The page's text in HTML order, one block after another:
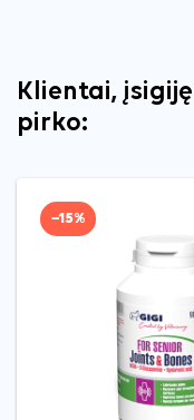
Klientai,
pirko:
−15%